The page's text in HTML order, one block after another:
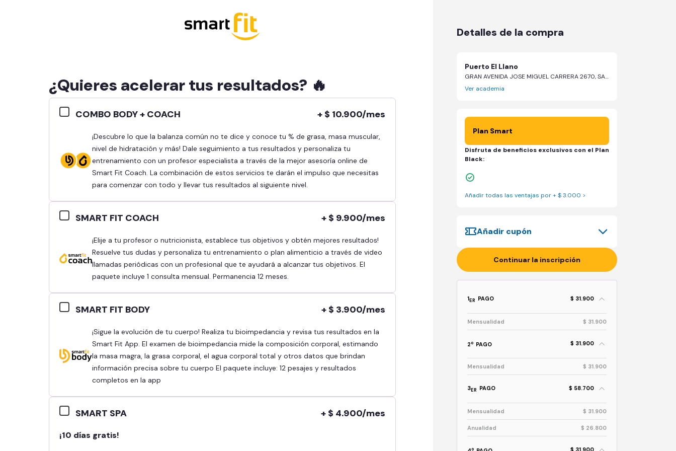
¿Quieres acelerar tus resultados? 🔥
COMBO BODY + COACH + $ 10.900/mes
¡Descubre lo que la balanza común no te dice y conoce tu % de grasa, masa muscular,
nivel de hidratación y más! Dale seguimiento a tus resultados y personaliza tu
entrenamiento con un profesor especialista a través de la mejor asesoría online de
Smart Fit Coach. La combinación de estos servicios te darán el impulso que necesitas
para comenzar con todo y llevar tus resultados al siguiente nivel.
SMART FIT COACH + $ 9.900/mes
¡Elije a tu profesor o nutricionista, establece tus objetivos y obtén mejores resultados!
Resuelve tus dudas y personaliza tu entrenamiento o plan alimenticio a través de video
llamadas periódicas con un profesional que te ayudará a alcanzar tus objetivos. El
paquete incluye 1 consulta mensual. Permanencia 12 meses.
SMART FIT BODY + $ 3.900/mes
¡Sigue la evolución de tu cuerpo! Realiza tu bioimpedancia y revisa tus resultados en la
Smart Fit App. El examen de bioimpedancia mide la composición corporal, estimando
la masa magra, la grasa corporal, el agua corporal total y otros datos que brindan
información precisa sobre tu cuerpo El paquete incluye: 12 pesajes y resultados
completos en la app
SMART SPA + $ 4.900/mes
¡10 días gratis!
Detalles de la compra
Puerto El Llano
GRAN AVENIDA JOSE MIGUEL CARRERA 2670, SAN MIGUEL, 2670 - Santiago, Región Metropolitana de Santiago
Ver academia
Plan Smart
Disfruta de beneficios exclusivos con el Plan
Black:
Añadir todas las ventajas por + $ 3.000 >
Añadir cupón
Continuar la inscripción
1ER PAGO $ 31.900
Mensualidad $ 31.900
2o PAGO $ 31.900
Mensualidad $ 31.900
3ER PAGO $ 58.700
Mensualidad $ 31.900
Anualidad $ 26.800
o